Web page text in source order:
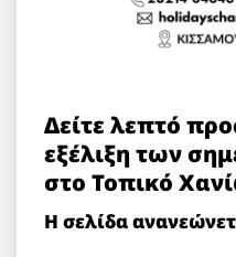
Δείτε λεπτό
εξέλιξη των
στο Τοπικό
Η σελίδα